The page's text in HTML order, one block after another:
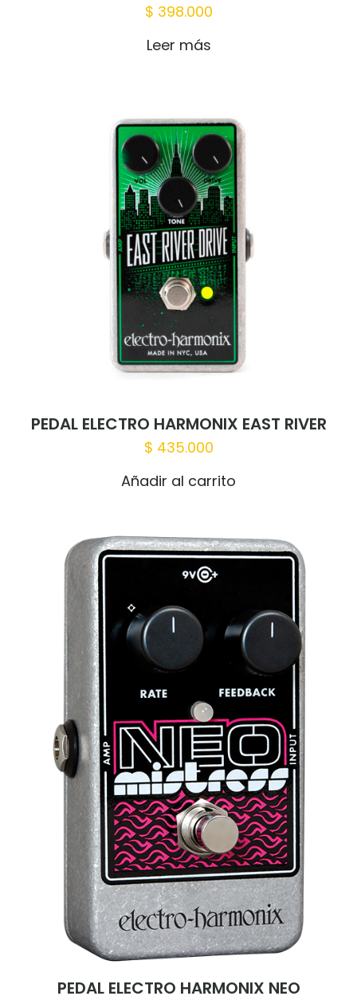
$ 398.000
Leer más
PEDAL ELECTRO HARMONIX EAST RIVER
$ 435.000
Añadir al carrito
PEDAL ELECTRO HARMONIX NEO